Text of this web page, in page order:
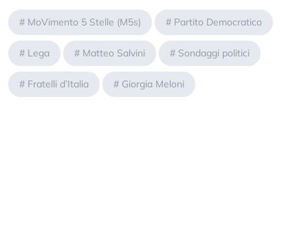
# MoVimento 5 Stelle (M5s) # Partito Democratico
# Lega # Matteo Salvini # Sondaggi politici
# Fratelli d’Italia # Giorgia Meloni